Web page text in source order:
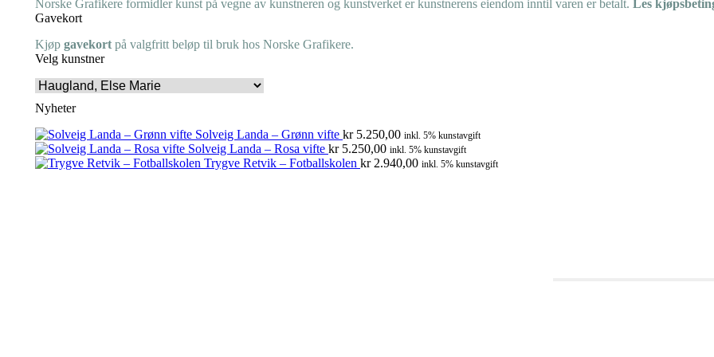
Norske Grafikere formidler kunst på vegne av kunstneren og kunstverket er kunstnerens eiendom inntil varen er betalt. Les
Gavekort
Kjøp gavekort på valgfritt beløp til bruk hos Norske Grafikere.
Velg kunstner
Nyheter
Solveig Landa – Grønn vifte kr5.250,00 inkl. 5% kunstavgift
Solveig Landa – Rosa vifte kr5.250,00 inkl. 5% kunstavgift
Trygve Retvik – Fotballskolen kr2.940,00 inkl. 5% kunstavgift